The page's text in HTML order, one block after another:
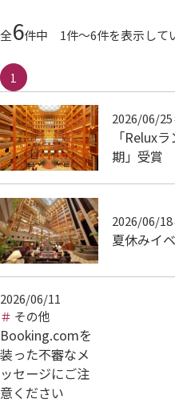
全6件中 1件～6件を表示して
1
2026/06/25
「Relux
期」受賞
2026/06/18
夏休みイ
2026/06/11
その他
Booking.comを
装った不審なメ
ッセージにご注
意ください